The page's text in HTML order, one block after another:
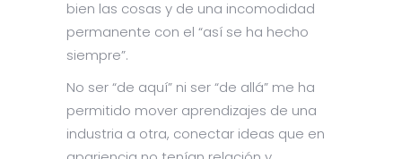
bien las cosas y de una incomodidad
permanente con el “así se ha hecho
siempre”.
No ser “de aquí” ni ser “de allá” me ha
permitido mover aprendizajes de una
industria a otra, conectar ideas que en